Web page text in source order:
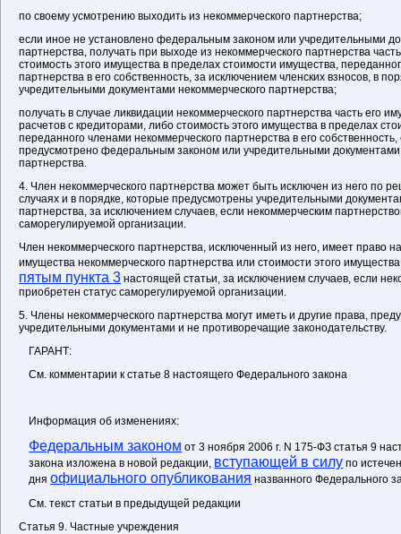
по своему усмотрению выходить из некоммерческого партнерства;
если иное не установлено федеральным законом или учредительными
партнерства, получать при выходе из некоммерческого партнерства
стоимость этого имущества в пределах стоимости имущества,
партнерства в его собственность, за исключением членских взносов, в
учредительными документами некоммерческого партнерства;
получать в случае ликвидации некоммерческого партнерства часть его
расчетов с кредиторами, либо стоимость этого имущества в пределах
переданного членами некоммерческого партнерства в его
предусмотрено федеральным законом или учредительными документами
партнерства.
4. Член некоммерческого партнерства может быть исключен из него по
случаях и в порядке, которые предусмотрены учредительными
партнерства, за исключением случаев, если некоммерческим
саморегулируемой организации.
Член некоммерческого партнерства, исключенный из него, имеет право
имущества некоммерческого партнерства или стоимости этого
пятым пункта 3 настоящей статьи, за исключением случаев, если
приобретен статус саморегулируемой организации.
5. Члены некоммерческого партнерства могут иметь и другие права,
учредительными документами и не противоречащие законодательству.
ГАРАНТ:
См. комментарии к статье 8 настоящего Федерального закона
Информация об изменениях:
Федеральным законом от 3 ноября 2006 г. N 175-ФЗ статья 9
закона изложена в новой редакции, вступающей в силу по
дняофициального опубликования названного Федерального
См. текст статьи в предыдущей редакции
Статья 9. Частные учреждения